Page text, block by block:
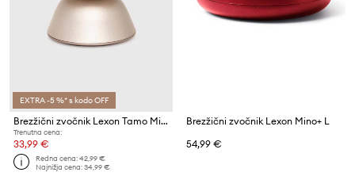
EXTRA -5 %* s kodo OFF
Brezžični zvočnik Lexon Tamo Mini
Trenutna cena:
33,99 €
Redna cena:42,99 €
Najnižja cena:34,99 €
Brezžični zvočnik Lexon Mino+ L
54,99 €